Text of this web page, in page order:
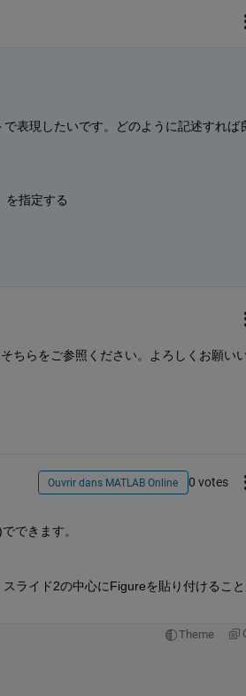
表現したいです。どのように記述すれば
を指定する
ちらをご参照ください。よろしくお願い
Ouvrir dans MATLAB Online 0 votes
できます。
スライド2の中心にFigureを貼り付けるこ
Theme